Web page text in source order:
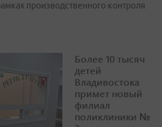
производственного контроля
Более 10 тысяч
детей
Владивостока
примет новый
филиал
поликлиники №